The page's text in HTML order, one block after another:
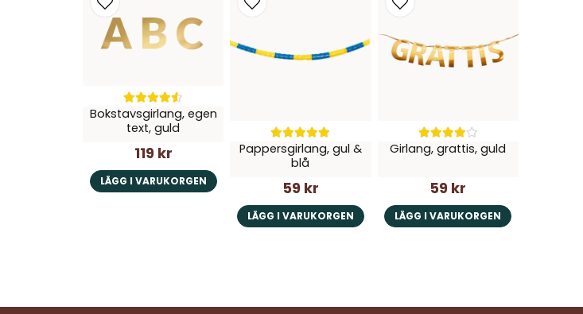
Bokstavsgirlang, egen
text, guld
119 kr
LÄGG I VARUKORGEN
Pappersgirlang, gul &
blå
59 kr
LÄGG I VARUKORGEN
Girlang, grattis, guld
59 kr
LÄGG I VARUKORGEN